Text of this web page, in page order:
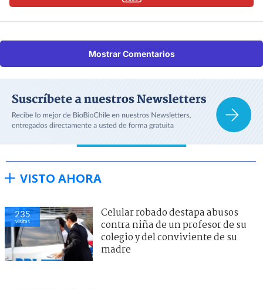
Mostrar Comentarios
VISTO AHORA
235
visitas
Celular robado destapa abusos
contra niña de un profesor de su
colegio y del conviviente de su
madre